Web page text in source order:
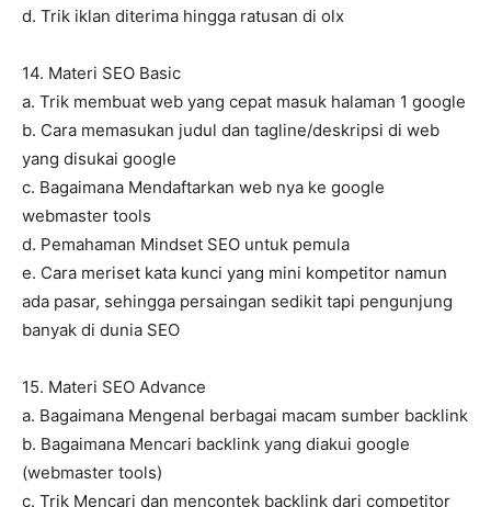
d. Trik iklan diterima hingga ratusan di olx
14. Materi SEO Basic
a. Trik membuat web yang cepat masuk halaman 1 google
b. Cara memasukan judul dan tagline/deskripsi di web
yang disukai google
c. Bagaimana Mendaftarkan web nya ke google
webmaster tools
d. Pemahaman Mindset SEO untuk pemula
e. Cara meriset kata kunci yang mini kompetitor namun
ada pasar, sehingga persaingan sedikit tapi pengunjung
banyak di dunia SEO
15. Materi SEO Advance
a. Bagaimana Mengenal berbagai macam sumber backlink
b. Bagaimana Mencari backlink yang diakui google
(webmaster tools)
c. Trik Mencari dan mencontek backlink dari competitor